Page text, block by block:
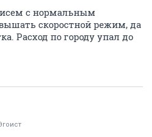
с нормальным
скоростной режим, да
Расход по городу упал до